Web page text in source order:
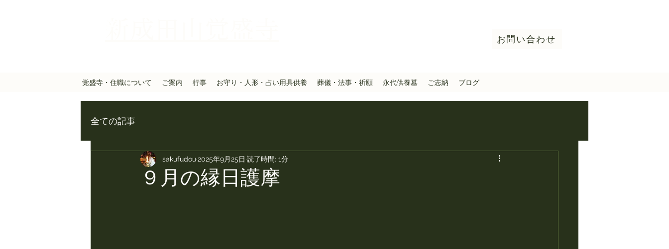
お問い合わせ
覚盛寺・住職について ご案内 行事 お守り・人形・占い用具供養 葬儀・法事・祈願 永代供養墓 ご志納 ブログ
全ての記事
９月の縁日護摩
sakufudou2025年9月25日 読了時間: 1分